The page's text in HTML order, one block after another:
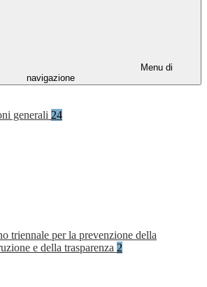
Menu di
navigazione
generali 24
triennale per la prevenzione della
e della trasparenza 2